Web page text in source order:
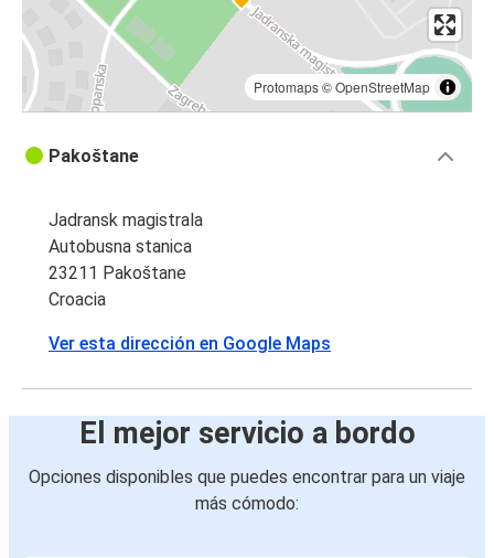
Protomaps©OpenStreetMap
Pakoštane
Jadransk magistrala
Autobusna stanica
23211 Pakoštane
Croacia
Ver esta dirección en Google Maps
El mejor servicio a bordo
Opciones disponibles que puedes encontrar para un viaje
más cómodo: